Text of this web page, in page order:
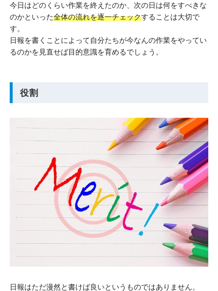
今日はどのくらい作業を終えたのか、次の日は何をすべきな
のかといった全体の流れを逐一チェックすることは大切で
す。
日報を書くことによって自分たちが今なんの作業をやってい
るのかを見直せば目的意識を育めるでしょう。
役割
日報はただ漫然と書けば良いというものではありません。